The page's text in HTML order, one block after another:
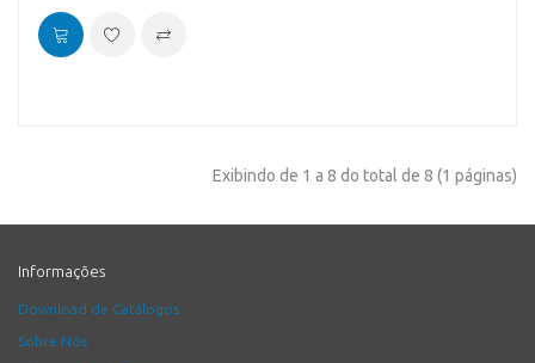
Exibindo de 1 a 8 do total de 8 (1 páginas)
Informações
Download de Catálogos
Sobre Nós